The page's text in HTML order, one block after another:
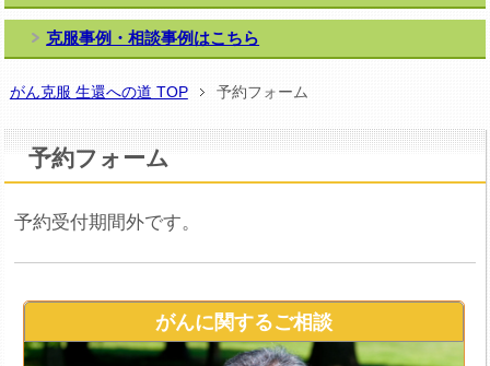
克服事例・相談事例はこちら
がん克服 生還への道 TOP 予約フォーム
予約フォーム
予約受付期間外です。
がんに関するご相談